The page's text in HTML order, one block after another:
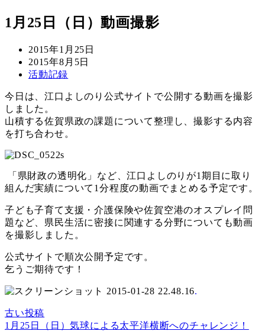
1月25日（日）動画撮影
投
稿
日
2015年1月25日
更
新
2015年8月5日
カ
ゴ
リ
ー
活動記録
今日は、江口よしのり公式サイトで公開する動画を撮影
しました。
山積する佐賀県政の課題について整理し、撮影する内容
を打ち合わせ。
「県財政の透明化」など、江口よしのりが1期目に取り
組んだ実績について1分程度の動画でまとめる予定です。
子ども子育て支援・介護保険や佐賀空港のオスプレイ問
題など、県民生活に密接に関連する分野についても動画
を撮影しました。
公式サイトで順次公開予定です。
乞うご期待です！
.
古い投稿
1月25日（日）気球による太平洋横断へのチャレンジ！